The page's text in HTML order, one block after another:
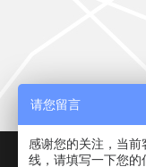
联系我们
请您留言
感谢您的关注，当前
线，请填写一下您的